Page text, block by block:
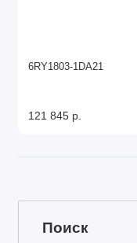
6RY1803-1DA21
121 845 р.
Поиск